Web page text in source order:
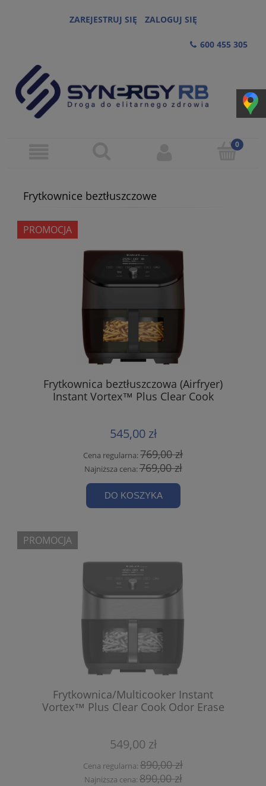
ZAREJESTRUJ SIĘ ZALOGUJ SIĘ
600 455 305
Frytkownice beztłuszczowe
Frytkownica beztłuszczowa (Airfryer)
Instant Vortex™ Plus Clear Cook
545,00 zł
Cena regularna:769,00 zł
Najniższa cena:769,00 zł
DO KOSZYKA
PROMOCJA
Frytkownica/Multicooker Instant
Vortex™ Plus Clear Cook Odor Erase
549,00 zł
Cena regularna: 890,00 zł
Najniższa cena: 890,00 zł
PROMOCJA